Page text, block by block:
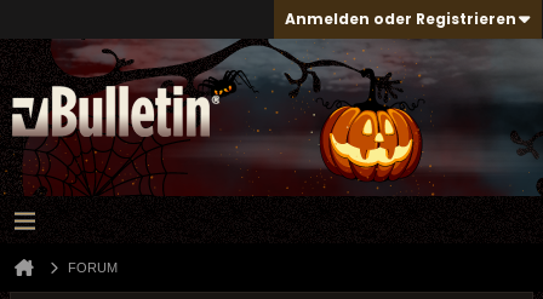
Anmelden oder Registrieren
FORUM